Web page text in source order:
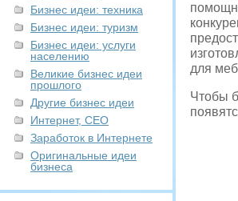
Бизнес идеи: техника
Бизнес идеи: туризм
Бизнес идеи: услуги
населению
Великие бизнес идеи
прошлого
Другие бизнес идеи
Интернет, СЕО
Заработок в Интернете
Оригинальные идеи
бизнеса
для
Чтобы